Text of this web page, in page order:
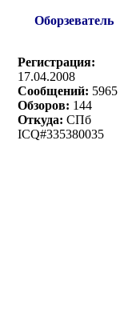
Оборзеватель
Регистрация:
17.04.2008
Сообщений: 5965
Обзоров: 144
Откуда: СПб
ICQ#335380035